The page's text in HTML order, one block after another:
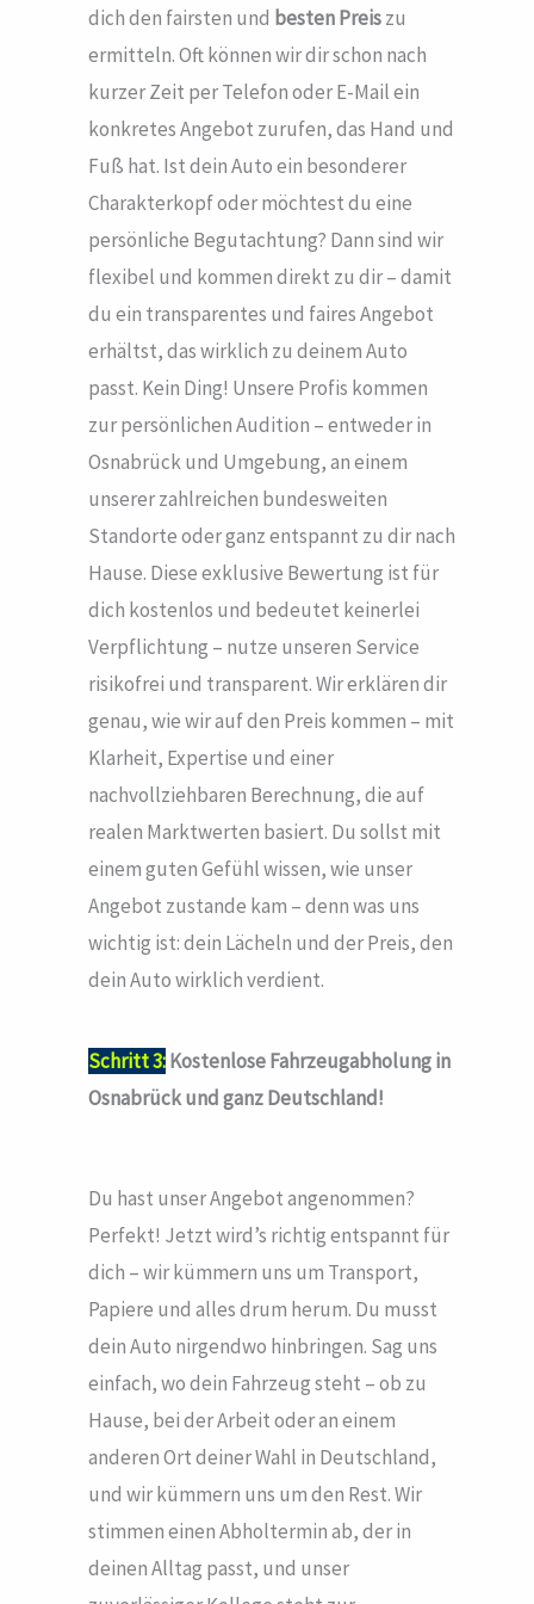
dich den fairsten und besten Preiszu
ermitteln. Oft können wir dir schon nach
kurzer Zeit per Telefon oder E-Mail ein
konkretes Angebot zurufen, das Hand und
Fuß hat. Ist dein Auto ein besonderer
Charakterkopf oder möchtest du eine
persönliche Begutachtung? Dann sind wir
flexibel und kommen direkt zu dir – damit
du ein transparentes und faires Angebot
erhältst, das wirklich zu deinem Auto
passt. Kein Ding! Unsere Profis kommen
zur persönlichen Audition – entweder in
Osnabrück und Umgebung, an einem
unserer zahlreichen bundesweiten
Standorte oder ganz entspannt zu dir nach
Hause. Diese exklusive Bewertung ist für
dich kostenlos und bedeutet keinerlei
Verpflichtung – nutze unseren Service
risikofrei und transparent. Wir erklären dir
genau, wie wir auf den Preis kommen – mit
Klarheit, Expertise und einer
nachvollziehbaren Berechnung, die auf
realen Marktwerten basiert. Du sollst mit
einem guten Gefühl wissen, wie unser
Angebot zustande kam – denn was uns
wichtig ist: dein Lächeln und der Preis, den
dein Auto wirklich verdient.
Schritt 3:Kostenlose Fahrzeugabholung in
Osnabrück und ganz Deutschland!
Du hast unser Angebot angenommen?
Perfekt! Jetzt wird’s richtig entspannt für
dich – wir kümmern uns um Transport,
Papiere und alles drum herum. Du musst
dein Auto nirgendwo hinbringen. Sag uns
einfach, wo dein Fahrzeug steht – ob zu
Hause, bei der Arbeit oder an einem
anderen Ort deiner Wahl in Deutschland,
und wir kümmern uns um den Rest. Wir
stimmen einen Abholtermin ab, der in
deinen Alltag passt, und unser